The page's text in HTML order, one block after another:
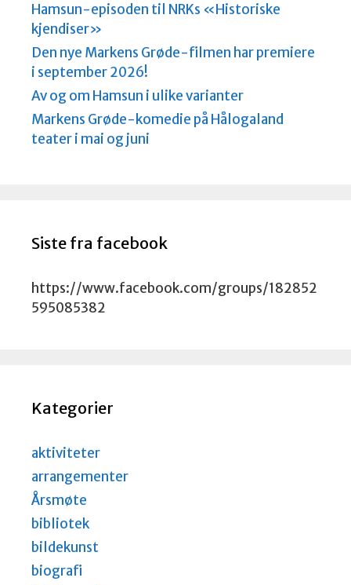
Hamsun-episoden til NRKs «Historiske
kjendiser»
Den nye Markens Grøde-filmen har premiere
i september 2026!
Av og om Hamsun i ulike varianter
Markens Grøde-komedie på Hålogaland
teater i mai og juni
Siste fra facebook
https://www.facebook.com/groups/182852
595085382
Kategorier
aktiviteter
arrangementer
Årsmøte
bibliotek
bildekunst
biografi